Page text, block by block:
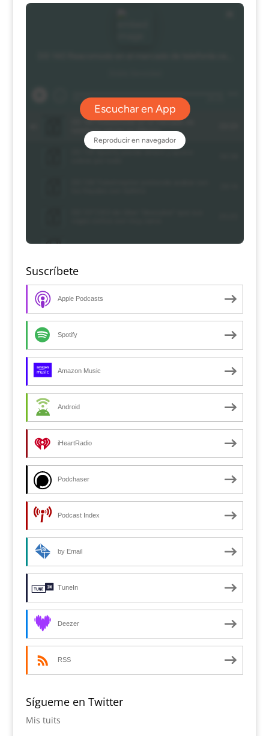
Suscríbete
Apple Podcasts
Spotify
Amazon Music
Android
iHeartRadio
Podchaser
Podcast Index
by Email
TuneIn
Deezer
RSS
Sígueme en Twitter
Mis tuits